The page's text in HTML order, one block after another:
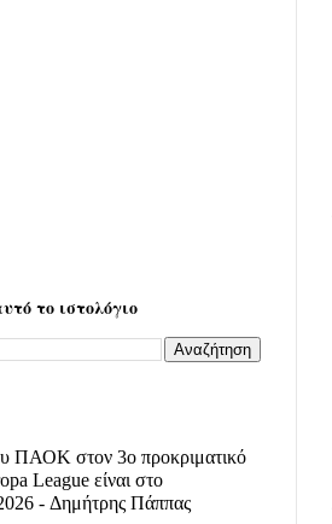
το ιστολόγιο
ΠΑΟΚ στον 3ο προκριματικό
League είναι στο
- Δημήτρης Πάππας